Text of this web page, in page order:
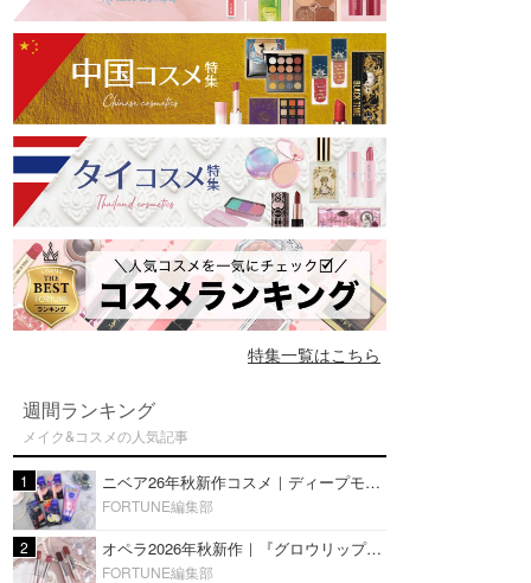
特集一覧はこちら
週間ランキング
メイク&コスメの人気記事
1 ニベア26年秋新作コスメ｜ディープモイスチャーリップの美容液タイプや2in1ボディクリームスクラブも
FORTUNE編集部
2 オペラ2026年秋新作｜『グロウリップティント』の新色・限定色はローズジャムカラー♡全4色をレビュー
FORTUNE編集部